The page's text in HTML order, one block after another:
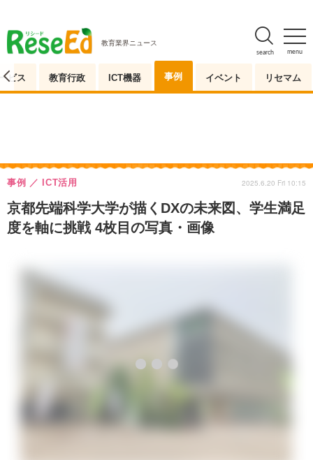
menu
search
教育業界ニュース
ビス 教育行政 ICT機器 事例 イベント リセマム
京都先端科学大学が描くDXの未来図、学生満足
度を軸に挑戦 4枚目の写真・画像
事例 ICT活用 2025.6.20 Fri 10:15